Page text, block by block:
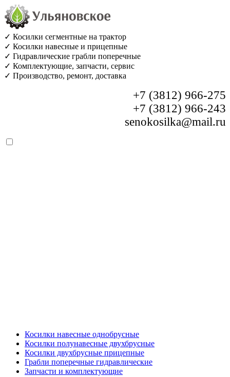
✓ Косилки сегментные на трактор
✓ Косилки навесные и прицепные
✓ Гидравлические грабли поперечные
✓ Комплектующие, запчасти, сервис
✓ Производство, ремонт, доставка
+7 (3812) 966-275
+7 (3812) 966-243
senokosilka@mail.ru
Косилки навесные однобрусные
Косилки полунавесные двухбрусные
Косилки двухбрусные прицепные
Грабли поперечные гидравлические
Запчасти и комплектующие